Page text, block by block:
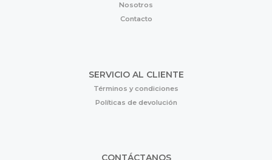
Nosotros
Contacto
SERVICIO AL CLIENTE
Términos y condiciones
Políticas de devolución
CONTÁCTANOS